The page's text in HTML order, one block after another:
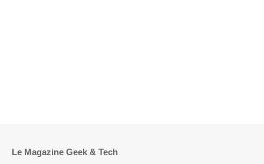
Le Magazine Geek & Tech